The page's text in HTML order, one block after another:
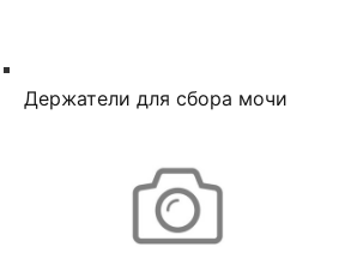
Держатели для сбора мочи